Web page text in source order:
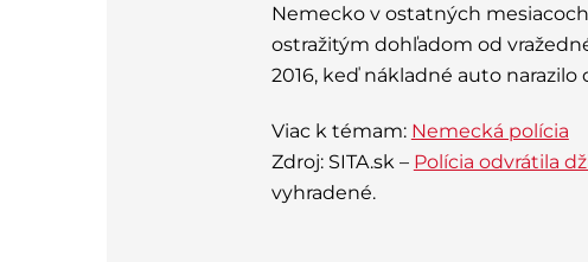
Nemecko v ostatných
ostražitým dohľadom od
2016, keď nákladné auto narazilo
Viac k témam: Nemecká polícia
Zdroj: SITA.sk – Polícia odvrátila
vyhradené.